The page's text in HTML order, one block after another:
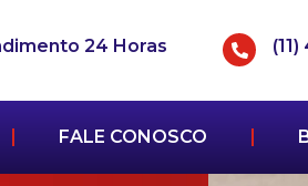
24 Horas
FALE CONOSCO